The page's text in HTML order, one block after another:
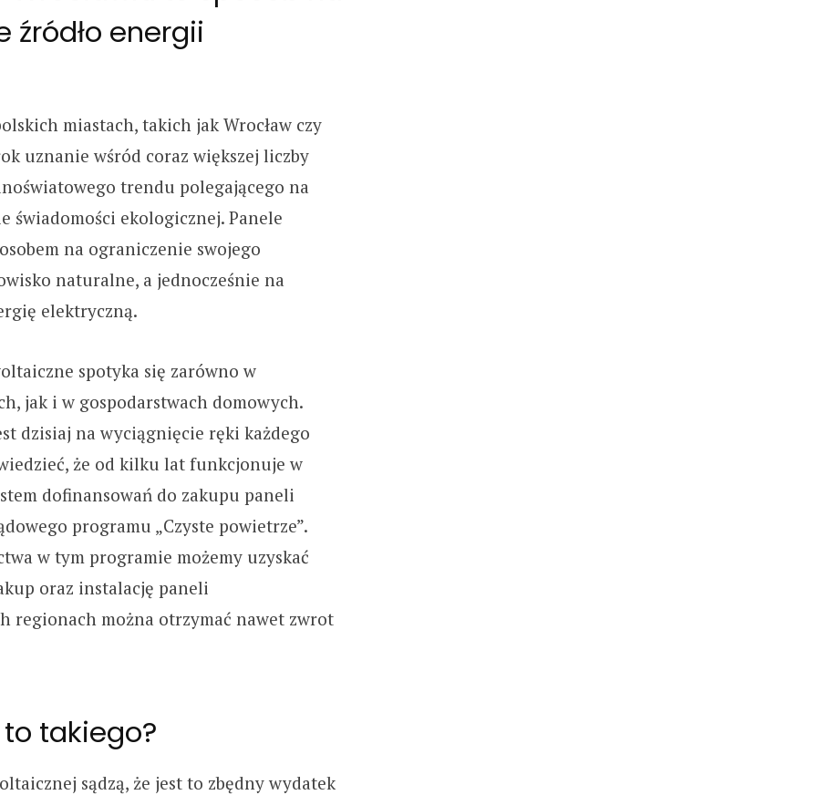
źródło energii
miastach, takich jak Wrocław czy
uznanie wśród coraz większej liczby
trendu polegającego na
świadomości ekologicznej. Panele
na ograniczenie swojego
naturalne, a jednocześnie na
elektryczną.
spotyka się zarówno w
jak i w gospodarstwach domowych.
dzisiaj na wyciągnięcie ręki każdego
że od kilku lat funkcjonuje w
dofinansowań do zakupu paneli
programu „Czyste powietrze”.
w tym programie możemy uzyskać
oraz instalację paneli
regionach można otrzymać nawet zwrot
takiego?
sądzą, że jest to zbędny wydatek